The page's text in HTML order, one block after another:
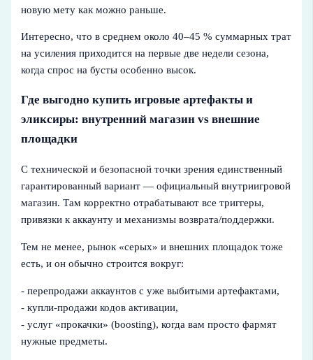
новую мету как можно раньше.
Интересно, что в среднем около 40–45 % суммарных трат
на усиления приходится на первые две недели сезона,
когда спрос на бусты особенно высок.
Где выгодно купить игровые артефакты и
эликсиры: внутренний магазин vs внешние
площадки
С технической и безопасной точки зрения единственный
гарантированный вариант — официальный внутриигровой
магазин. Там корректно отрабатывают все триггеры,
привязки к аккаунту и механизмы возврата/поддержки.
Тем не менее, рынок «серых» и внешних площадок тоже
есть, и он обычно строится вокруг:
- перепродажи аккаунтов с уже выбитыми артефактами,
- купли‑продажи кодов активации,
- услуг «прокачки» (boosting), когда вам просто фармят
нужные предметы.